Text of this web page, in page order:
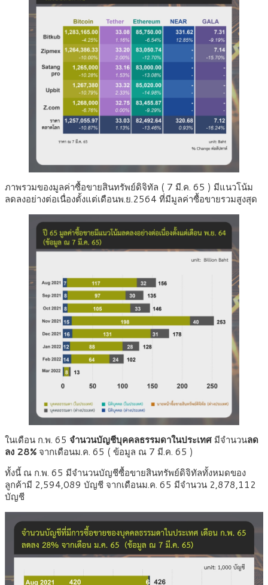
ภาพรวมของมูลค่าซื้อขายสินทรัพย์ดิจิทัล ( 7 มี.ค. 65 ) มีแนวโน้ม
ลดลงอย่างต่อเนื่องตั้งแต่เดือนพ.ย.2564 ที่มีมูลค่าซื้อขายรวมสูงสุด
ในเดือน ก.พ. 65 จำนวนบัญชีบุคคลธรรมดาในประเทศ มีจำนวนลด
ลง 28% จากเดือนม.ค. 65 ( ข้อมูล ณ 7 มี.ค. 65 )
ทั้งนี้ ณ ก.พ. 65 มีจํานวนบัญชีซื้อขายสินทรัพย์ดิจิทัลทั้งหมดของ
ลูกค้ามี 2,594,089 บัญชี จากเดือนม.ค. 65 มีจํานวน 2,878,112
บัญชี